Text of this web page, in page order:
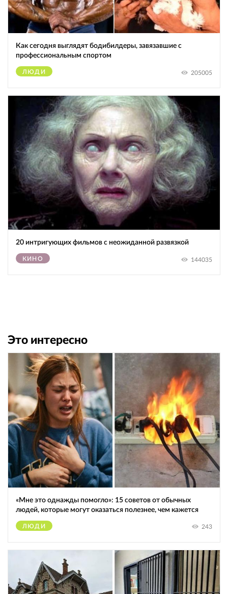
Как сегодня выглядят бодибилдеры, завязавшие с
профессиональным спортом
ЛЮДИ 205005
20 интригующих фильмов с неожиданной развязкой
КИНО 144035
Это интересно
«Мне это однажды помогло»: 15 советов от обычных
людей, которые могут оказаться полезнее, чем кажется
ЛЮДИ 243